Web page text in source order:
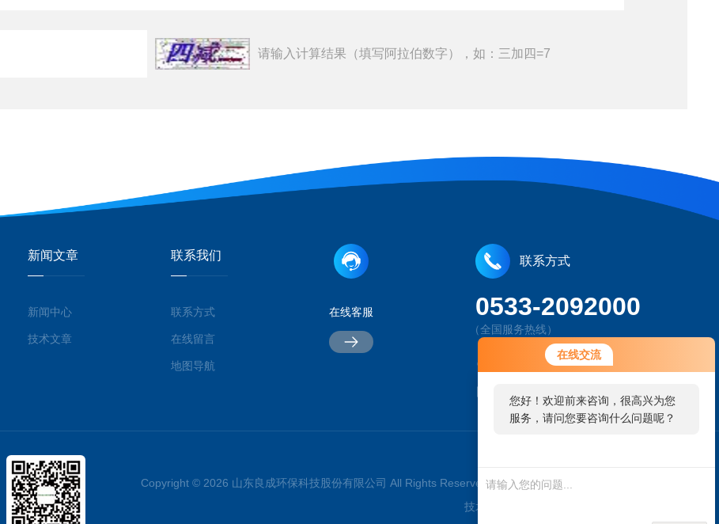
在线交流
您好！欢迎前来咨询，很高兴为您
服务，请问您要咨询什么问题呢？
请输入计算结果（填写阿拉伯数字），如：三加四=7
新闻文章
新闻中心
技术文章
联系我们
联系方式
在线留言
地图导航
在线客服
联系方式
0533-2092000
（全国服务热线）
山东省淄博市经济开发区工业园鲲鹏路
Copyright © 2026 山东良成环保科技股份有限公司 All Rights Reserved 工信部备案号：
技术支持：